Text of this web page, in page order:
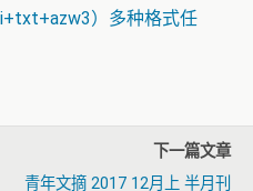
）多种格式任
下一篇文章
青年文摘 2017 12月上 半月刊